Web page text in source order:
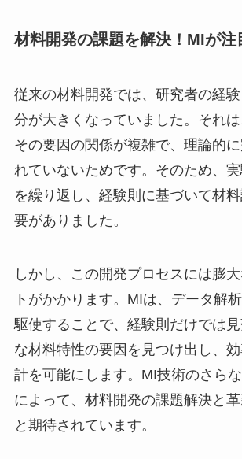
材料開発の課題を解決！MIが注
従来の材料開発では、研究者の経
分が大きくなっていました。それ
その要因の関係が複雑で、理論的
れていないためです。そのため、
を繰り返し、経験則に基づいて材
要がありました。
しかし、この開発プロセスには膨
トがかかります。MIは、データ解
駆使することで、経験則だけでは
な材料特性の要因を見つけ出し、
計を可能にします。MI技術のさら
によって、材料開発の課題解決と
と期待されています。